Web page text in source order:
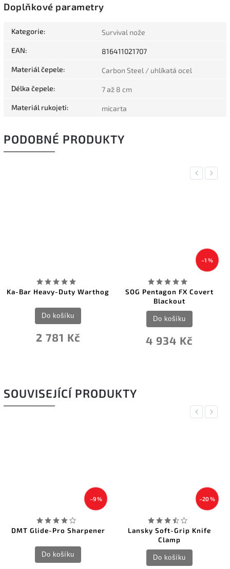
Doplňkové parametry
Kategorie: Survival nože
EAN: 816411021707
Materiál čepele: Carbon Steel / uhlíkatá ocel
Délka čepele: 7 až 8 cm
Materiál rukojeti: micarta
PODOBNÉ PRODUKTY
Previous
Ka-Bar Heavy-Duty Warthog
2 781 Kč
Do košíku
–1 %
SOG Pentagon FX Covert
Blackout
4 934 Kč
Do košíku
Next
SOUVISEJÍCÍ PRODUKTY
Previous
–9 %
DMT Glide-Pro Sharpener
Do košíku
–20 %
Lansky Soft-Grip Knife
Clamp
Do košíku
Next